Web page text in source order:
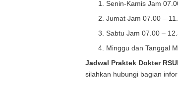
Senin-Kamis Jam
Jumat Jam 07.00 –
Sabtu Jam 07.00 –
Minggu dan Tanggal
Jadwal Praktek Dokter
silahkan hubungi bagian